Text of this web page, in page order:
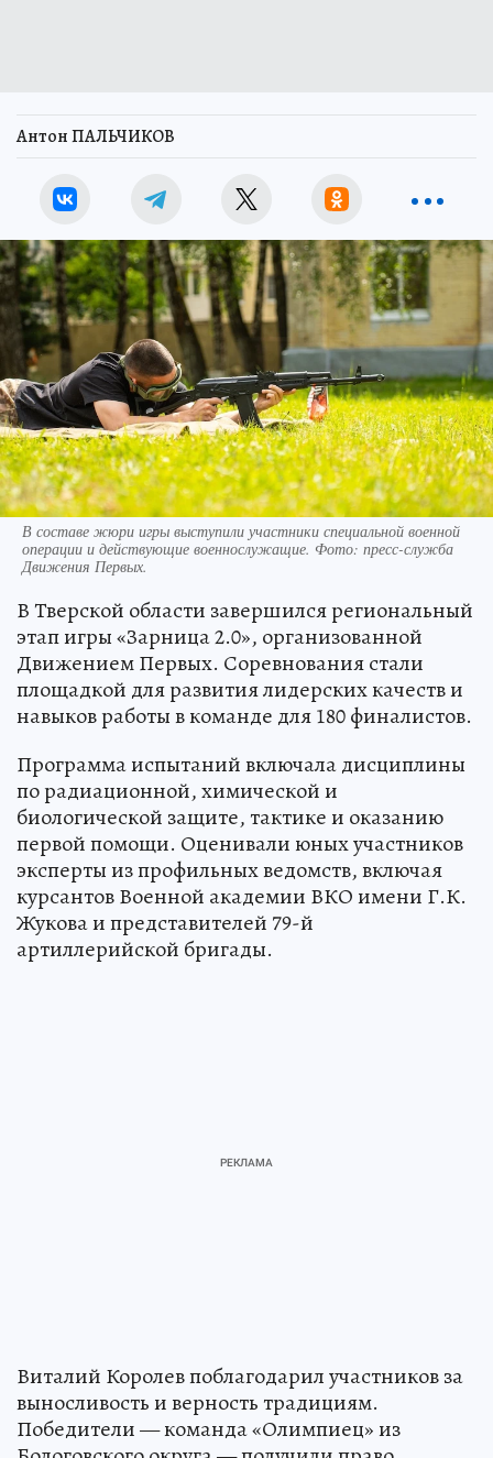
Антон ПАЛЬЧИКОВ
В составе жюри игры выступили участники специальной военной
операции и действующие военнослужащие. Фото: пресс-служба
Движения Первых.
В Тверской области завершился региональный
этап игры «Зарница 2.0», организованной
Движением Первых. Соревнования стали
площадкой для развития лидерских качеств и
навыков работы в команде для 180 финалистов.
Программа испытаний включала дисциплины
по радиационной, химической и
биологической защите, тактике и оказанию
первой помощи. Оценивали юных участников
эксперты из профильных ведомств, включая
курсантов Военной академии ВКО имени Г.К.
Жукова и представителей 79-й
артиллерийской бригады.
Виталий Королев поблагодарил участников за
выносливость и верность традициям.
Победители — команда «Олимпиец» из